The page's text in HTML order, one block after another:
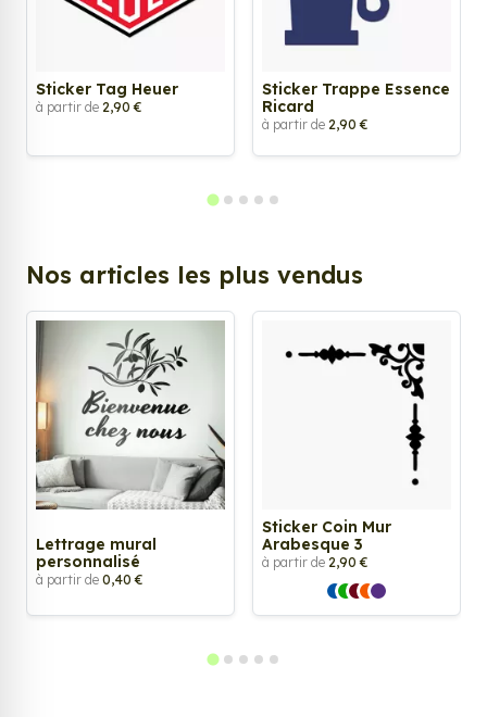
Sticker Tag Heuer
à partir de 2,90 €
Sticker Trappe Essence
Ricard
à partir de 2,90 €
Nos articles les plus vendus
Lettrage mural
personnalisé
à partir de 0,40 €
Sticker Coin Mur
Arabesque 3
à partir de 2,90 €